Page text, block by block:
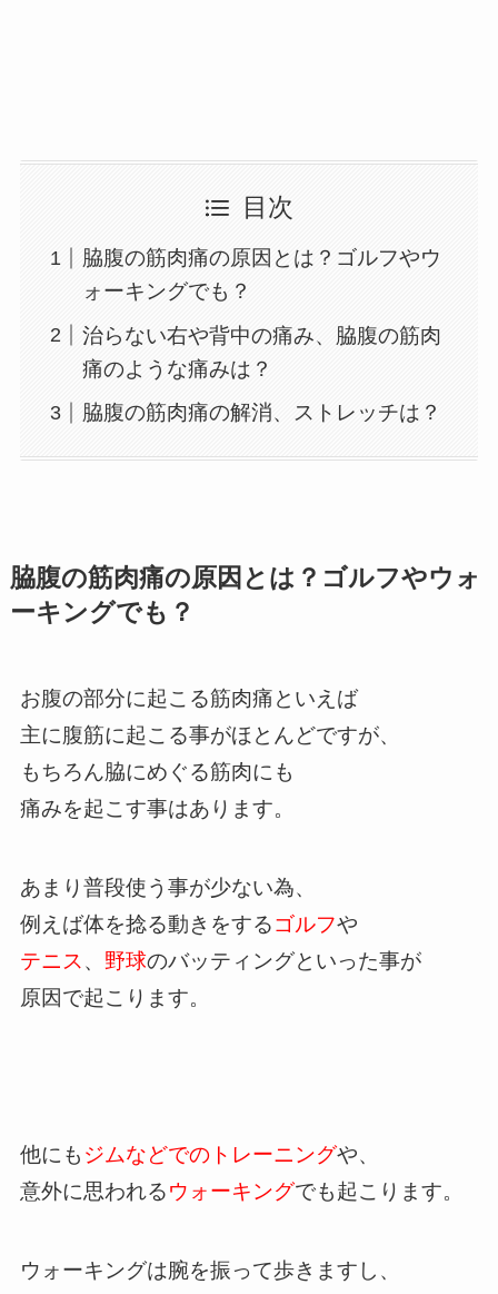
目次
脇腹の筋肉痛の原因とは？ゴルフやウ
ォーキングでも？
治らない右や背中の痛み、脇腹の筋肉
痛のような痛みは？
脇腹の筋肉痛の解消、ストレッチは？
脇腹の筋肉痛の原因とは？ゴルフやウォ
ーキングでも？
お腹の部分に起こる筋肉痛といえば
主に腹筋に起こる事がほとんどですが、
もちろん脇にめぐる筋肉にも
痛みを起こす事はあります。
あまり普段使う事が少ない為、
例えば体を捻る動きをするゴルフや
テニス 、 野球のバッティングといった事が
原因で起こります。
他にも ジムなどでのトレーニングや、
意外に思われるウォーキングでも起こります。
ウォーキングは腕を振って歩きますし、